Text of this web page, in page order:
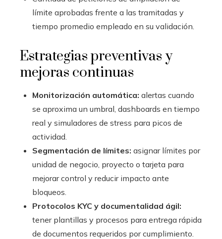
límite aprobadas frente a las tramitadas y
tiempo promedio empleado en su validación.
Estrategias preventivas y
mejoras continuas
Monitorización automática: alertas cuando
se aproxima un umbral, dashboards en tiempo
real y simuladores de stress para picos de
actividad.
Segmentación de límites: asignar límites por
unidad de negocio, proyecto o tarjeta para
mejorar control y reducir impacto ante
bloqueos.
Protocolos KYC y documentalidad ágil:
tener plantillas y procesos para entrega rápida
de documentos requeridos por cumplimiento.